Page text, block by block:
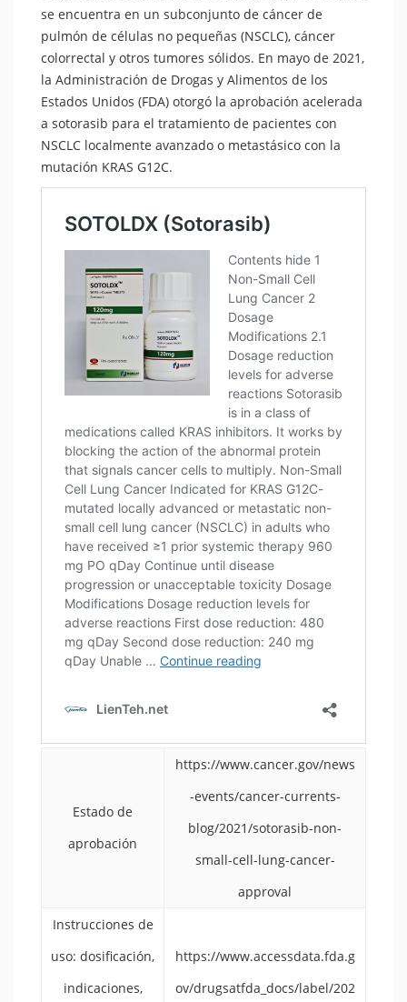
se encuentra en un subconjunto de cáncer de
pulmón de células no pequeñas (NSCLC), cáncer
colorrectal y otros tumores sólidos. En mayo de 2021,
la Administración de Drogas y Alimentos de los
Estados Unidos (FDA) otorgó la aprobación acelerada
a sotorasib para el tratamiento de pacientes con
NSCLC localmente avanzado o metastásico con la
mutación KRAS G12C.
Estado de
aprobación
https://www.cancer.gov/news
-events/cancer-currents-
blog/2021/sotorasib-non-
small-cell-lung-cancer-
approval
Instrucciones de
uso: dosificación,
indicaciones,
https://www.accessdata.fda.g
ov/drugsatfda_docs/label/202